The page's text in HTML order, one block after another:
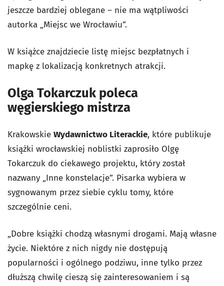
jeszcze bardziej oblegane – nie ma wątpliwości
autorka „Miejsc we Wrocławiu”.
W książce znajdziecie listę miejsc bezpłatnych i
mapkę z lokalizacją konkretnych atrakcji.
Olga Tokarczuk poleca
węgierskiego mistrza
Krakowskie Wydawnictwo Literackie, które publikuje
książki wrocławskiej noblistki zaprosiło Olgę
Tokarczuk do ciekawego projektu, który został
nazwany „Inne konstelacje”. Pisarka wybiera w
sygnowanym przez siebie cyklu tomy, które
szczególnie ceni.
„Dobre książki chodzą własnymi drogami. Mają własne
życie. Niektóre z nich nigdy nie dostępują
popularności i ogólnego podziwu, inne tylko przez
dłuższą chwilę cieszą się zainteresowaniem i są